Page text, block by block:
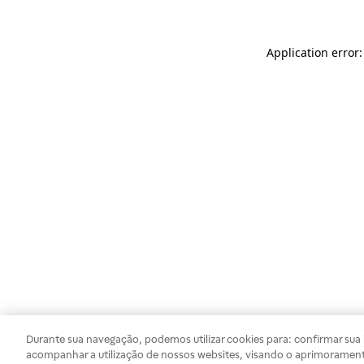
Application
Durante sua navegação, podemos utilizar cookies para: confirmar
acompanhar a utilização de nossos websites, visando o